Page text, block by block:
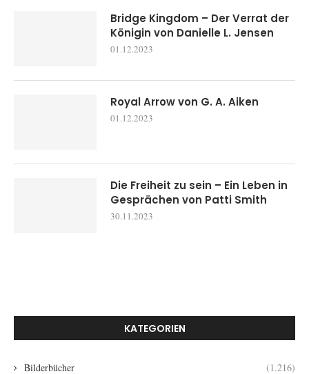
Bridge Kingdom – Der Verrat der
Königin von Danielle L. Jensen
01.12.2023
Royal Arrow von G. A. Aiken
01.12.2023
Die Freiheit zu sein – Ein Leben in
Gesprächen von Patti Smith
30.11.2023
KATEGORIEN
Bilderbücher (1.216)